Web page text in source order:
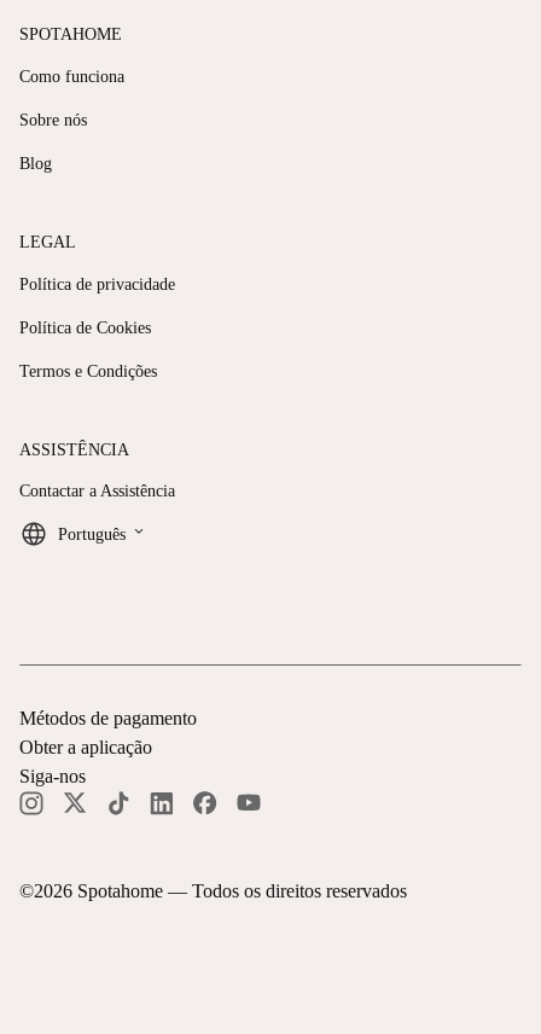
SPOTAHOME
Como funciona
Sobre nós
Blog
LEGAL
Política de privacidade
Política de Cookies
Termos e Condições
ASSISTÊNCIA
Contactar a Assistência
Português keyboard_arrow_down
©2026 Spotahome — Todos os direitos reservados
Métodos de pagamento
Obter a aplicação
Siga-nos